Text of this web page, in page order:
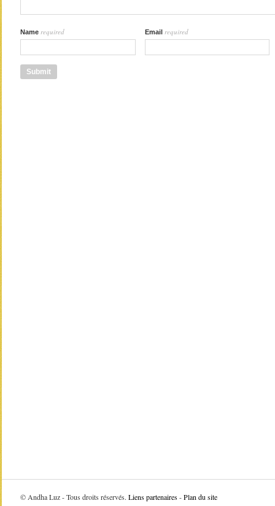
Name required Email required
© Andha Luz - Tous droits réservés. Liens partenaires-Plan du site